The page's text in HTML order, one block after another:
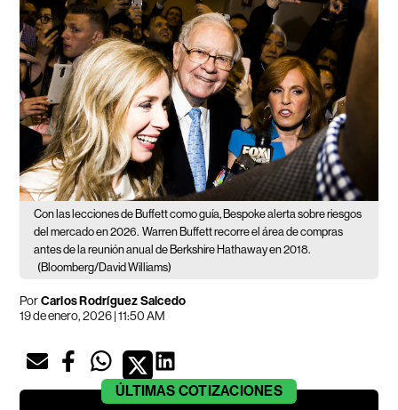
Con las lecciones de Buffett como guía, Bespoke alerta sobre riesgos
del mercado en 2026. Warren Buffett recorre el área de compras
antes de la reunión anual de Berkshire Hathaway en 2018.
(Bloomberg/David Williams)
PorCarlos Rodríguez Salcedo
19 de enero, 2026 | 11:50 AM
ÚLTIMAS COTIZACIONES